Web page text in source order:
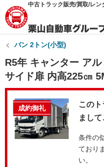
中古トラック販売/買取/レン
バン 2トン(小型)
R5年 キャンター ア
サイド扉 内高225㎝
成約御礼
この
まし
条件の
ており
い。